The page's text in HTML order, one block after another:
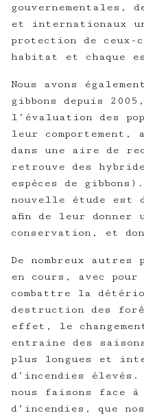
gouvernementales,
et internationaux un
protection de ceux-
habitat et chaque
Nous avons
gibbons depuis
l’évaluation des
leur comportement,
dans une aire de
retrouve des
espèces de
nouvelle étude est
afin de leur
conservation, et
De nombreux
en cours, avec
combattre la
destruction des
effet, le
entraine des
plus longues et
d’incendies
nous faisons face à
d’incendies, que